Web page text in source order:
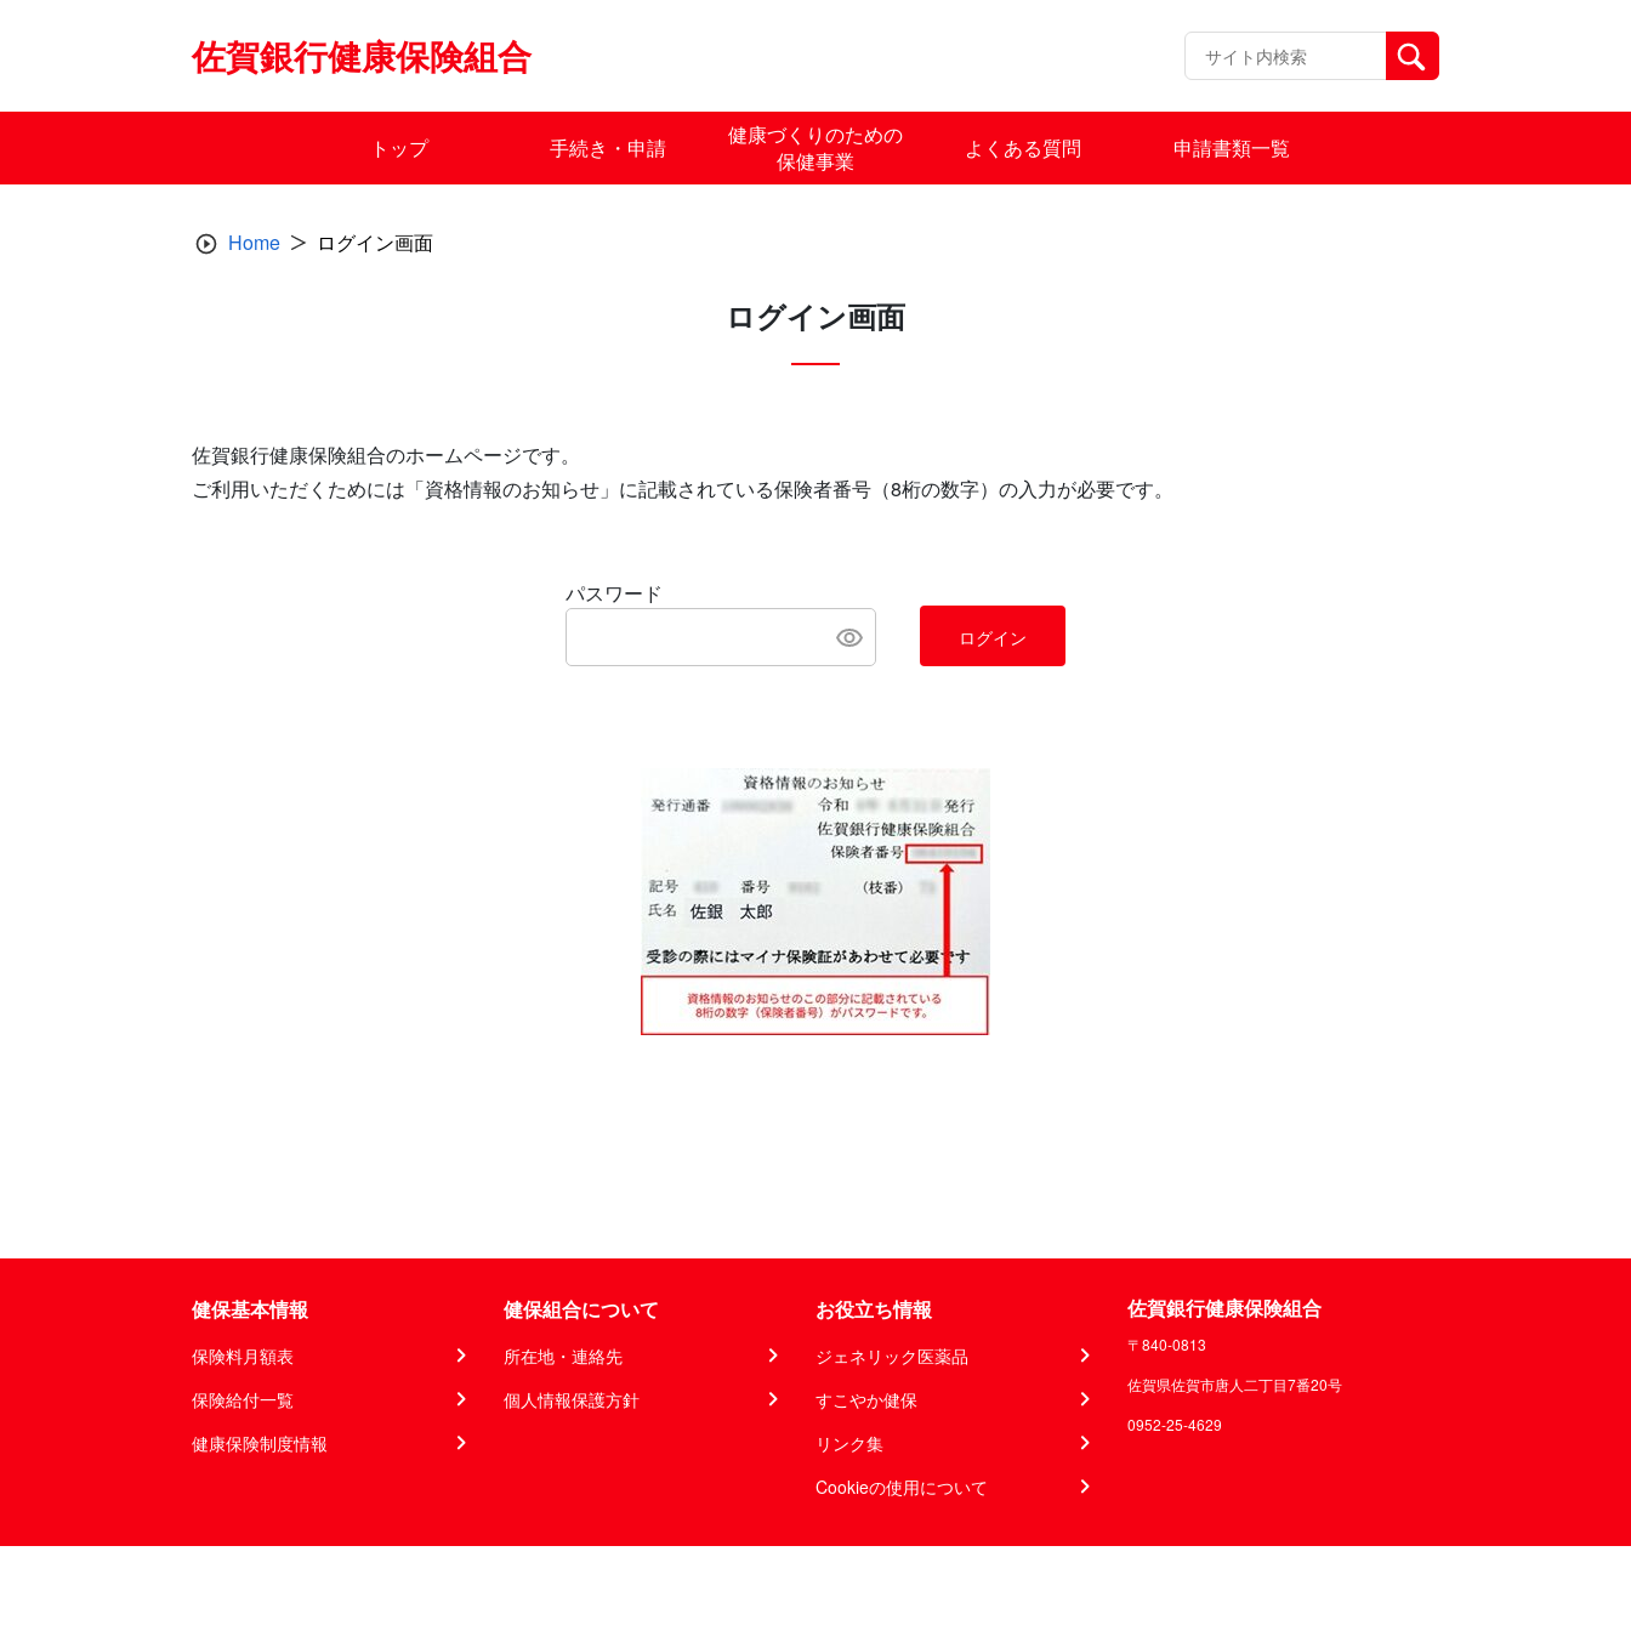
佐賀銀行健康保険組合
トップ 手続き・申請
健康づくりのための
保健事業
よくある質問 申請書類一覧
Home ログイン画面
ログイン画面
佐賀銀行健康保険組合のホームページです。
ご利用いただくためには「資格情報のお知らせ」に記載されている保険者番号（8桁の数字）の入力が必要です。
パスワード
ログイン
健保基本情報
保険料月額表
保険給付一覧
健康保険制度情報
健保組合について
所在地・連絡先
個人情報保護方針
お役立ち情報
ジェネリック医薬品
すこやか健保
リンク集
Cookieの使用について
佐賀銀行健康保険組合
〒840-0813
佐賀県佐賀市唐人二丁目7番20号
0952-25-4629